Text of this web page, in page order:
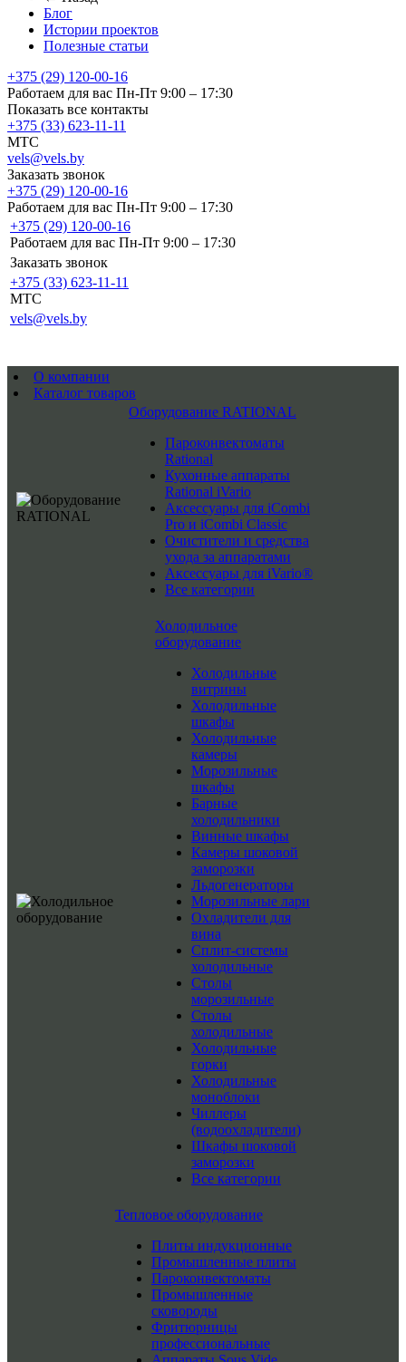
Блог
Истории проектов
Полезные статьи
+375 (29) 120-00-16
Работаем для вас Пн-Пт 9:00 – 17:30
Показать все контакты
+375 (33) 623-11-11
MTC
vels@vels.by
Заказать звонок
+375 (29) 120-00-16
Работаем для вас Пн-Пт 9:00 – 17:30
+375 (29) 120-00-16
Работаем для вас Пн-Пт 9:00 – 17:30
Заказать звонок
+375 (33) 623-11-11
MTC
vels@vels.by
О компании
Каталог товаров
Оборудование RATIONAL
Пароконвектоматы
Rational
Кухонные аппараты
Rational iVario
Аксессуары для iCombi
Pro и iCombi Classic
Очистители и средства
ухода за аппаратами
Аксессуары для iVario®
Все категории
Холодильное
оборудование
Холодильные
витрины
Холодильные
шкафы
Холодильные
камеры
Морозильные
шкафы
Барные
холодильники
Винные шкафы
Камеры шоковой
заморозки
Льдогенераторы
Морозильные лари
Охладители для
вина
Сплит-системы
холодильные
Столы
морозильные
Столы
холодильные
Холодильные
горки
Холодильные
моноблоки
Чиллеры
(водоохладители)
Шкафы шоковой
заморозки
Все категории
Тепловое оборудование
Плиты индукционные
Промышленные плиты
Пароконвектоматы
Промышленные
сковороды
Фритюрницы
профессиональные